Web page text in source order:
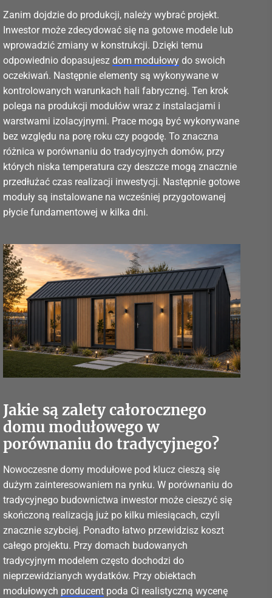
Zanim dojdzie do produkcji, należy wybrać projekt.
Inwestor może zdecydować się na gotowe modele lub
wprowadzić zmiany w konstrukcji. Dzięki temu
odpowiednio dopasujesz dom modułowy do swoich
oczekiwań. Następnie elementy są wykonywane w
kontrolowanych warunkach hali fabrycznej. Ten krok
polega na produkcji modułów wraz z instalacjami i
warstwami izolacyjnymi. Prace mogą być wykonywane
bez względu na porę roku czy pogodę. To znaczna
różnica w porównaniu do tradycyjnych domów, przy
których niska temperatura czy deszcze mogą znacznie
przedłużać czas realizacji inwestycji. Następnie gotowe
moduły są instalowane na wcześniej przygotowanej
płycie fundamentowej w kilka dni.
Jakie są zalety całorocznego
domu modułowego w
porównaniu do tradycyjnego?
Nowoczesne domy modułowe pod klucz cieszą się
dużym zainteresowaniem na rynku. W porównaniu do
tradycyjnego budownictwa inwestor może cieszyć się
skończoną realizacją już po kilku miesiącach, czyli
znacznie szybciej. Ponadto łatwo przewidzisz koszt
całego projektu. Przy domach budowanych
tradycyjnym modelem często dochodzi do
nieprzewidzianych wydatków. Przy obiektach
modułowych producent poda Ci realistyczną wycenę